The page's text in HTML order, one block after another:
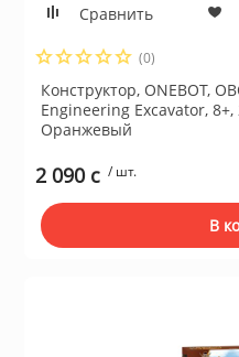
Сравнить
(0)
Конструктор, ONEBOT,
Engineering Excavator, 8+,
Оранжевый
2 090 c / шт.
В